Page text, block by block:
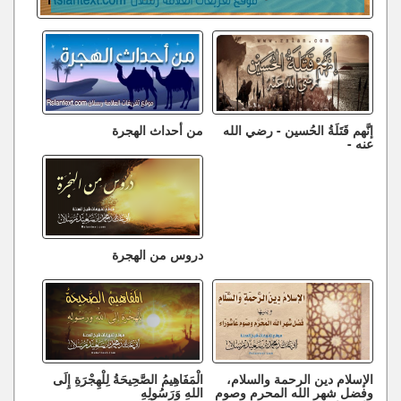
إنَّهم قَتَلَةُ الحُسين - رضي الله
عنه -
من أحداث الهجرة
دروس من الهجرة
الإسلام دين الرحمة والسلام،
وفضل شهر الله المحرم وصوم
الْمَفَاهِيمُ الصَّحِيحَةُ لِلْهِجْرَةِ إِلَى
اللهِ وَرَسُولِهِ